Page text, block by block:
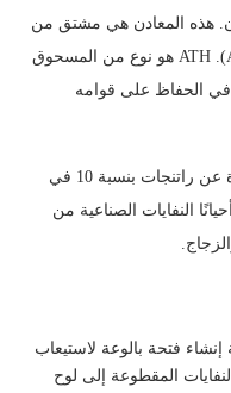
من المعادن. هذه المعادن هي مشتق من
البوكسيت ، ثلاثي هيدرات الألومنيوم (ATH). ATH هو نوع من المسحوق
في الحفاظ على قوامه
قارن هذا مع عدادات الكوارتز ، وهي عبارة عن راتنجات بنسبة 10 في
النفايات الصناعية من
فتحة بالوعة لاستيعاب
المقطوعة إلى لوح